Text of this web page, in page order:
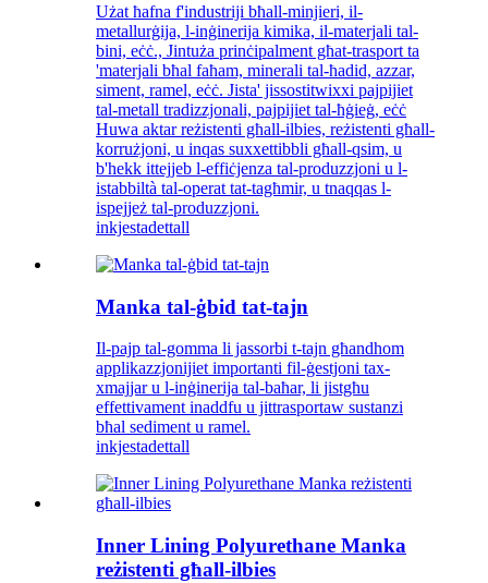
Użat ħafna f'industriji bħall-minjieri, il-
metallurġija, l-inġinerija kimika, il-materjali tal-
bini, eċċ., Jintuża prinċipalment għat-trasport ta
'materjali bħal faħam, minerali tal-ħadid, azzar,
siment, ramel, eċċ. Jista' jissostitwixxi pajpijiet
tal-metall tradizzjonali, pajpijiet tal-ħġieġ, eċċ
Huwa aktar reżistenti għall-ilbies, reżistenti għall-
korrużjoni, u inqas suxxettibbli għall-qsim, u
b'hekk ittejjeb l-effiċjenza tal-produzzjoni u l-
istabbiltà tal-operat tat-tagħmir, u tnaqqas l-
ispejjeż tal-produzzjoni.
inkjestadettall
Manka tal-ġbid tat-tajn
Il-pajp tal-gomma li jassorbi t-tajn għandhom
applikazzjonijiet importanti fil-ġestjoni tax-
xmajjar u l-inġinerija tal-baħar, li jistgħu
effettivament inaddfu u jittrasportaw sustanzi
bħal sediment u ramel.
inkjestadettall
Inner Lining Polyurethane Manka
reżistenti għall-ilbies